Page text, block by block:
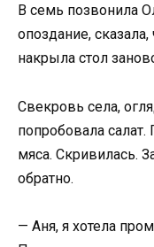
В семь позвонила
опоздание,
накрыла стол
Свекровь села,
попробовала
мяса. Скривилась.
обратно.
— Аня, я хотела